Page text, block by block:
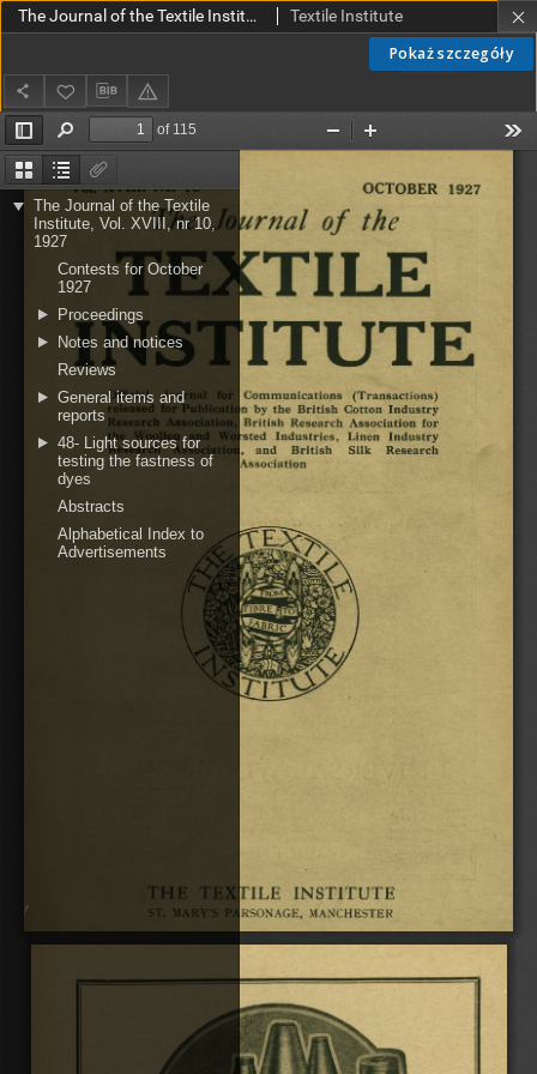
Pokaż szczegóły
The Journal of the Textile Institute Vol. XVIII No. 10 (1927) Textile Institute